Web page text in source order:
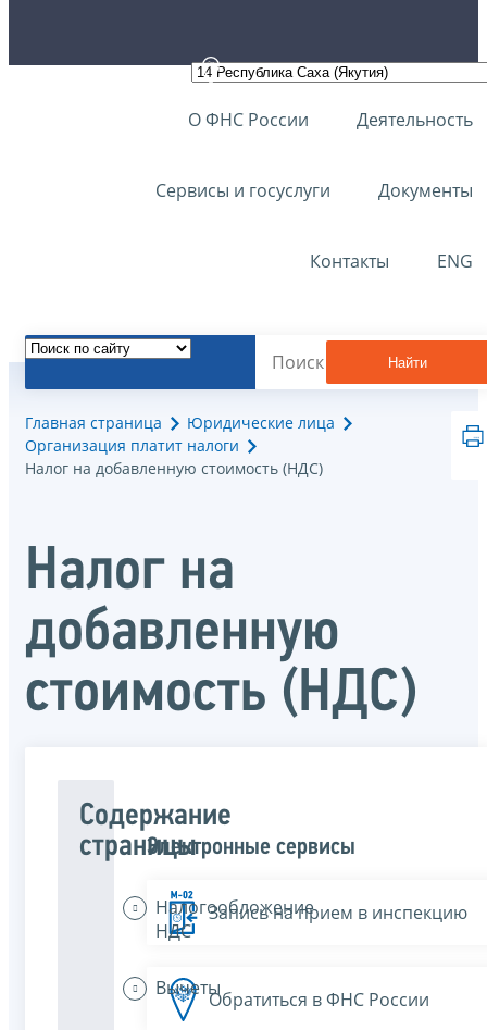
О ФНС России Деятельность
Сервисы и госуслуги Документы
Контакты ENG
Найти
Главная страница
Юридические лица
Организация платит налоги
Налог на добавленную стоимость (НДС)
Налог на
добавленную
стоимость (НДС)
Содержание
страницы
Налогообложение
НДС
Вычеты
Электронные сервисы
Запись на прием в инспекцию
Обратиться в ФНС России